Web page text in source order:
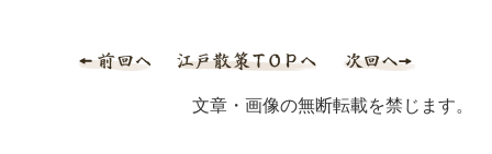
文章・画像の無断転載を禁じます。